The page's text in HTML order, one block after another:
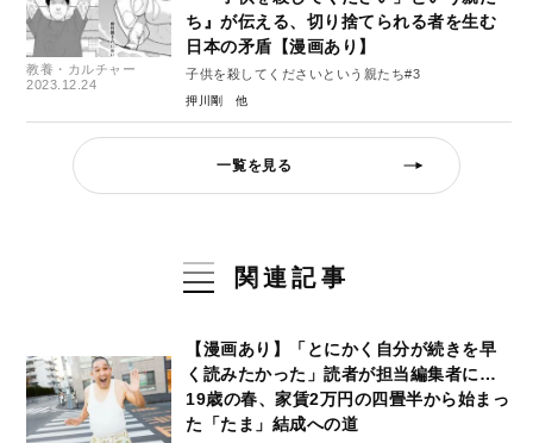
教養・カルチャー
2023.12.24
ち』が伝える、切り捨てられる者を生む
日本の矛盾【漫画あり】
子供を殺してくださいという親たち#3
押川剛
一覧を見る
関連記事
【漫画あり】「とにかく自分が続きを早
く読みたかった」読者が担当編集者に…
19歳の春、家賃2万円の四畳半から始まっ
た「たま」結成への道